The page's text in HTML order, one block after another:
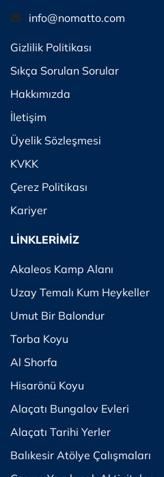
info@nomatto.com
Gizlilik Politikası
Sıkça Sorulan Sorular
Hakkımızda
İletişim
Üyelik Sözleşmesi
KVKK
Çerez Politikası
Kariyer
LİNKLERİMİZ
Akaleos Kamp Alanı
Uzay Temalı Kum Heykeller
Umut Bir Balondur
Torba Koyu
Al Shorfa
Hisarönü Koyu
Alaçatı Bungalov Evleri
Alaçatı Tarihi Yerler
Balıkesir Atölye Çalışmaları